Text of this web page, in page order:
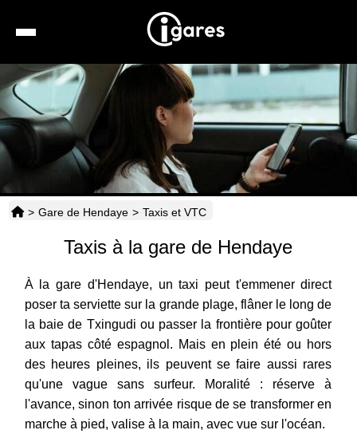
Recherche
Location de voiture
Hôtels
Taxis
> Gare de Hendaye > Taxis et VTC
Taxis à la gare de Hendaye
À la gare d'Hendaye, un taxi peut t'emmener direct
poser ta serviette sur la grande plage, flâner le long de
la baie de Txingudi ou passer la frontière pour goûter
aux tapas côté espagnol. Mais en plein été ou hors
des heures pleines, ils peuvent se faire aussi rares
qu'une vague sans surfeur. Moralité : réserve à
l'avance, sinon ton arrivée risque de se transformer en
marche à pied, valise à la main, avec vue sur l'océan.